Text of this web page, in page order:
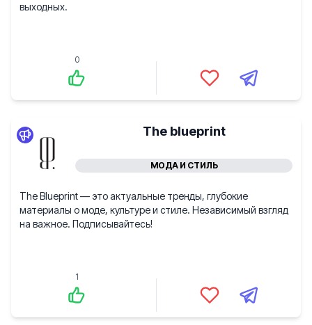
выходных.
0
The blueprint
МОДА И СТИЛЬ
The Blueprint — это актуальные тренды, глубокие
материалы о моде, культуре и стиле. Независимый взгляд
на важное. Подписывайтесь!
1